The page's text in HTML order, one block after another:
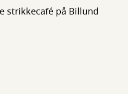
strikkecafé på Billund